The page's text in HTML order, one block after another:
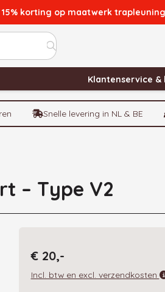
korting op maatwerk
Klantenservice &
Snelle levering in NL & BE
– Type V2
€ 20,-
Incl. btw en excl. verzendkosten